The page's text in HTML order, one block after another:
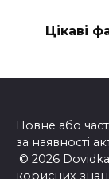
Цікаві
Повне або
за наявності
© 2026
корисних